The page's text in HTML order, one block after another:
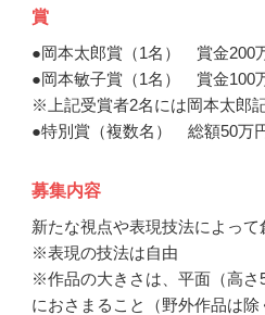
賞
●岡本太郎賞（1名） 賞金200
●岡本敏子賞（1名） 賞金100
※上記受賞者2名には岡本太郎
●特別賞（複数名） 総額50万
募集内容
新たな視点や表現技法によっ
※表現の技法は自由
※作品の大きさは、平面（高さ
におさまること（野外作品は除